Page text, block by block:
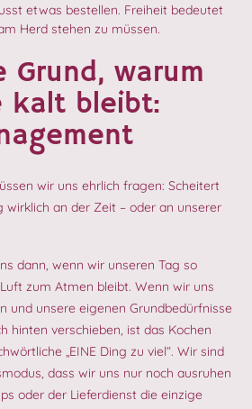
etwas bestellen. Freiheit bedeutet
Herd stehen zu müssen.
Grund, warum
kalt bleibt:
wir uns ehrlich fragen: Scheitert
wirklich an der Zeit – oder an unserer
dann, wenn wir unseren Tag so
zum Atmen bleibt. Wenn wir uns
und unsere eigenen Grundbedürfnisse
hinten verschieben, ist das Kochen
„EINE Ding zu viel“. Wir sind
dass wir uns nur noch ausruhen
oder der Lieferdienst die einzige